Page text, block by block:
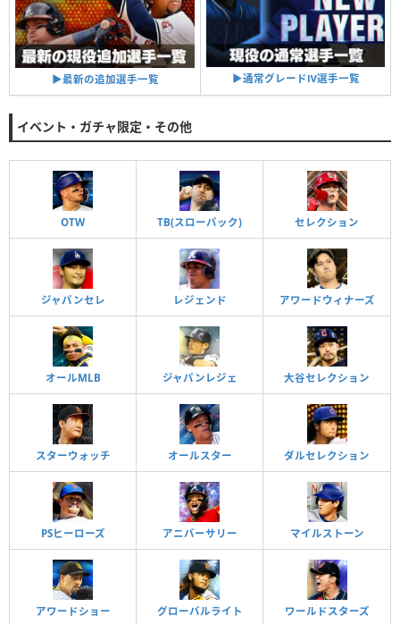
▶︎最新の追加選手一覧 ▶︎通常グレードⅣ選手一覧
イベント・ガチャ限定・その他
OTW TB(スローバック) セレクション
ジャパンセレ レジェンド アワードウィナーズ
オールMLB ジャパンレジェ 大谷セレクション
スターウォッチ オールスター ダルセレクション
PSヒーローズ アニバーサリー マイルストーン
アワードショー グローバルライト ワールドスターズ